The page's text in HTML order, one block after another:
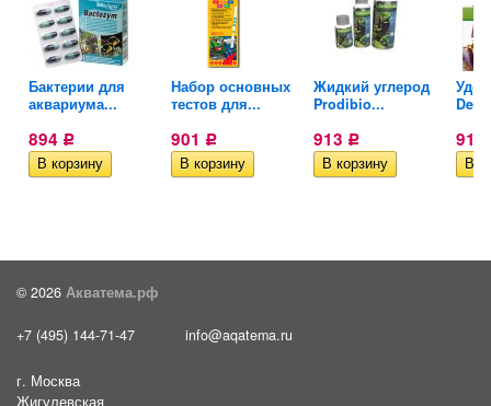
Бактерии для
аквариума...
894 Р
Набор основных
тестов для...
901 Р
Жидкий углерод
Prodibio...
913 Р 914
© 2026 Акватема.рф
+7 (495) 144-71-47 info@aqatema.ru
г. Москва
Жигулевская